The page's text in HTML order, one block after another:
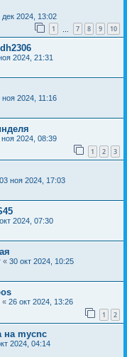
дек 2024, 13:02
1 7 8 9 10
2024, 21:31
ноя 2024, 11:16
ноя 2024, 08:39
1 2 3
03 ноя 2024, 17:03
2024, 07:30
« 30 окт 2024, 10:25
« 26 окт 2024, 13:26
1 2
на mycnc
2024, 04:14